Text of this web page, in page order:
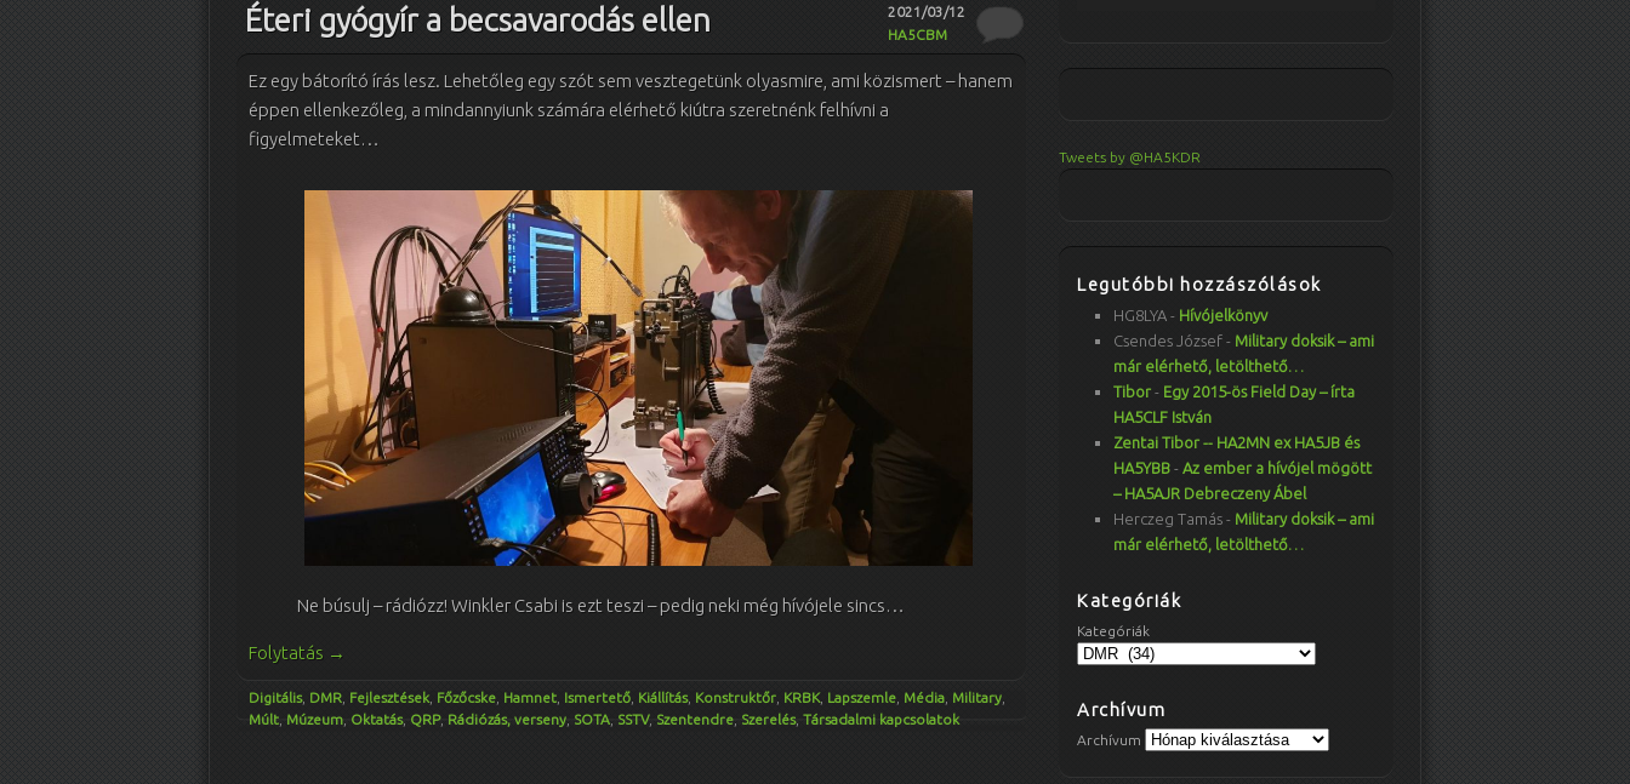
Éteri gyógyír a becsavarodás ellen
2021/03/12
HA5CBM
Ez egy bátorító írás lesz. Lehetőleg egy szót sem vesztegetünk olyasmire, ami közismert – hanem
éppen ellenkezőleg, a mindannyiunk számára elérhető kiútra szeretnénk felhívni a
figyelmeteket…
Ne búsulj – rádiózz! Winkler Csabi is ezt teszi – pedig neki még hívójele sincs…
Folytatás →
Digitális, DMR Fejlesztések Főzőcske Hamnet Ismertető Kiállítás, Konstruktőr KRBK, Lapszemle Média Military
Múlt Múzeum Oktatás, QRP, Rádiózás, verseny SOTA SSTV, Szentendre Szerelés, Társadalmi kapcsolatok
Tweets by @HA5KDR
Legutóbbi hozzászólások
HG8LYA - Hívójelkönyv
Csendes József - Military doksik – ami
már elérhető, letölthető…
Tibor - Egy 2015-ös Field Day – írta
HA5CLF István
Zentai Tibor -- HA2MN ex HA5JB és
HA5YBB - Az ember a hívójel mögött
– HA5AJR Debreczeny Ábel
Herczeg Tamás - Military doksik – ami
már elérhető, letölthető…
Kategóriák
Kategóriák
Archívum
Archívum